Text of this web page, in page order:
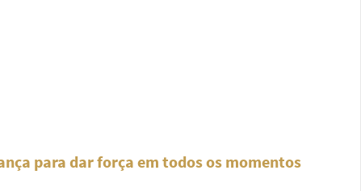
para dar força em todos os momentos